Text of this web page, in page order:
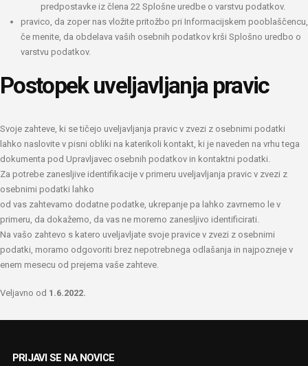
predpostavke iz člena 22 Splošne uredbe o varstvu podatkov.
pravico, da zoper nas vložite pritožbo pri Informacijskem pooblaščencu,
če menite, da obdelava vaših osebnih podatkov krši Splošno uredbo o
varstvu podatkov.
Postopek uveljavljanja pravic
Svoje zahteve, ki se tičejo uveljavljanja pravic v zvezi z osebnimi podatki
lahko naslovite v pisni obliki na katerikoli kontakt, ki je naveden na vrhu tega
dokumenta pod Upravljavec osebnih podatkov in kontaktni podatki.
Za potrebe zanesljive identifikacije v primeru uveljavljanja pravic v zvezi z
osebnimi podatki lahko
od vas zahtevamo dodatne podatke, ukrepanje pa lahko zavrnemo le v
primeru, da dokažemo, da vas ne moremo zanesljivo identificirati.
Na vašo zahtevo s katero uveljavljate svoje pravice v zvezi z osebnimi
podatki, moramo odgovoriti brez nepotrebnega odlašanja in najpozneje v
enem mesecu od prejema vaše zahteve.
Veljavno od 1.6.2022.
PRIJAVI SE NA NOVICE